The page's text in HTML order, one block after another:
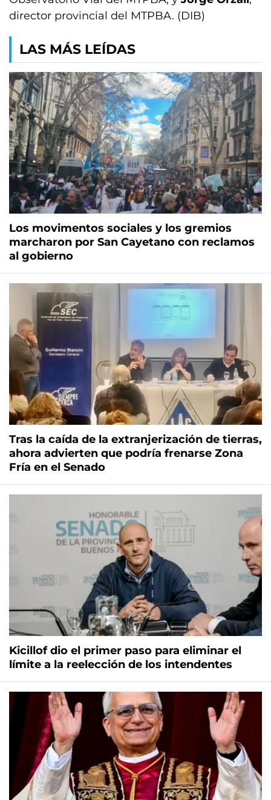
director provincial del MTPBA. (DIB)
LAS MÁS LEÍDAS
Los movimentos sociales y los gremios
marcharon por San Cayetano con reclamos
al gobierno
Tras la caída de la extranjerización de tierras,
ahora advierten que podría frenarse Zona
Fría en el Senado
Kicillof dio el primer paso para eliminar el
límite a la reelección de los intendentes